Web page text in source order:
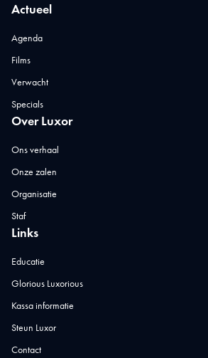
Actueel
Agenda
Films
Verwacht
Specials
Over Luxor
Ons verhaal
Onze zalen
Organisatie
Staf
Links
Educatie
Glorious Luxorious
Kassa informatie
Steun Luxor
Contact